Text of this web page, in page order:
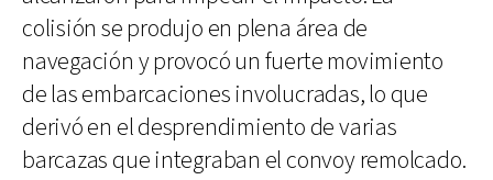
colisión se produjo en plena área de
navegación y provocó un fuerte movimiento
de las embarcaciones involucradas, lo que
derivó en el desprendimiento de varias
barcazas que integraban el convoy remolcado.